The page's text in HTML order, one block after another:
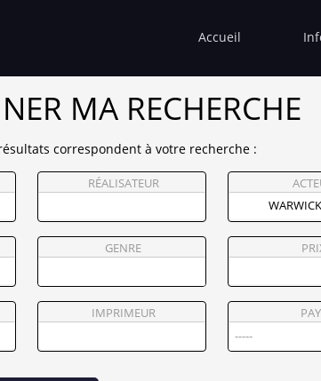
Accueil
MA RECHERCHE
correspondent à votre recherche :
RÉALISATEUR
GENRE
IMPRIMEUR